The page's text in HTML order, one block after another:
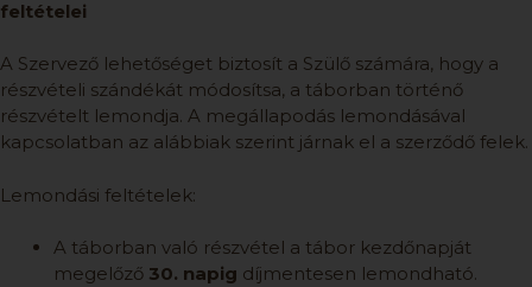
feltételei
A Szervező lehetőséget biztosít a Szülő számára, hogy a
részvételi szándékát módosítsa, a táborban történő
részvételt lemondja. A megállapodás lemondásával
kapcsolatban az alábbiak szerint járnak el a szerződő felek.
Lemondási feltételek:
A táborban való részvétel a tábor kezdőnapját
megelőző 30. napig díjmentesen lemondható.